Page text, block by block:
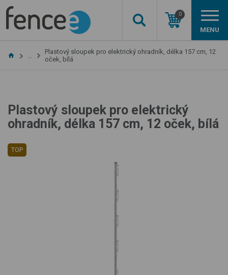
0
MENU
…
Plastový sloupek pro elektrický ohradník, délka 157 cm, 12
oček, bílá
Plastový sloupek pro elektrický
ohradník, délka 157 cm, 12 oček, bílá
TOP